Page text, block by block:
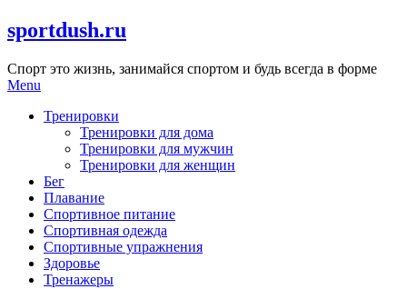
Skip
to
sportdush.ru
Спорт это жизнь, занимайся спортом и будь всегда в форме
Menu
Тренировки
Тренировки для дома
Тренировки для мужчин
Тренировки для женщин
Бег
Плавание
Спортивное питание
Спортивная одежда
Спортивные упражнения
Здоровье
Тренажеры